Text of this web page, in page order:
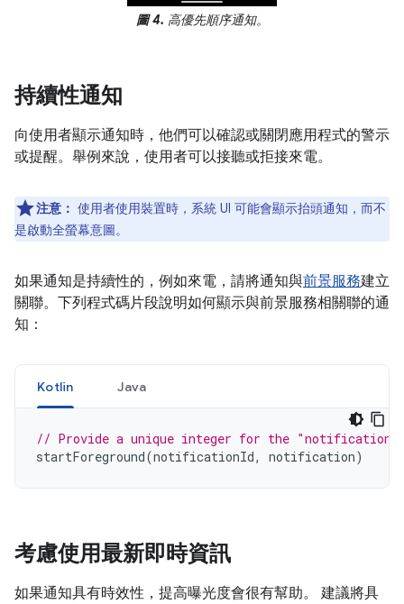
圖 4. 高優先順序通知。
持續性通知
向使用者顯示通知時，他們可以確認或關閉應用程式的警示
或提醒。舉例來說，使用者可以接聽或拒接來電。
注意： 使用者使用裝置時，系統 UI 可能會顯示抬頭通知，而不
是啟動全螢幕意圖。
如果通知是持續性的，例如來電，請將通知與前景服務建立
關聯。下列程式碼片段說明如何顯示與前景服務相關聯的通
知：
Kotlin Java
// Provide a unique integer for the
startForeground(notificationId, notification)
考慮使用最新即時資訊
如果通知具有時效性，提高曝光度會很有幫助。 建議將具